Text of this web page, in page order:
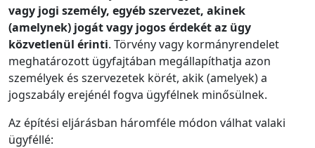
vagy jogi személy, egyéb szervezet, akinek
(amelynek) jogát vagy jogos érdekét az ügy
közvetlenül érinti. Törvény vagy kormányrendelet
meghatározott ügyfajtában megállapíthatja azon
személyek és szervezetek körét, akik (amelyek) a
jogszabály erejénél fogva ügyfélnek minősülnek.
Az építési eljárásban háromféle módon válhat valaki
ügyféllé: